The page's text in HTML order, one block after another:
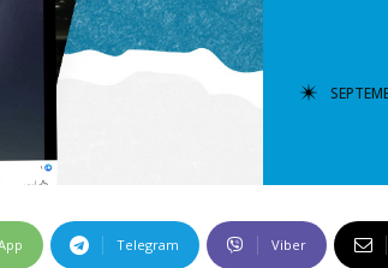
تصنيفات إضافية
الخاطئة
تحقق
رئيسية Telegram Viber